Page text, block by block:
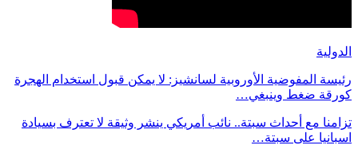
الدولية
رئيسة المفوضية الأوروبية لسانشيز: لا يمكن قبول استخدام الهجرة
كورقة ضغط وينبغي…
تزامنا مع أحداث سبتة.. نائب أمريكي ينشر وثيقة لا تعترف بسيادة
اسبانيا على سبتة…